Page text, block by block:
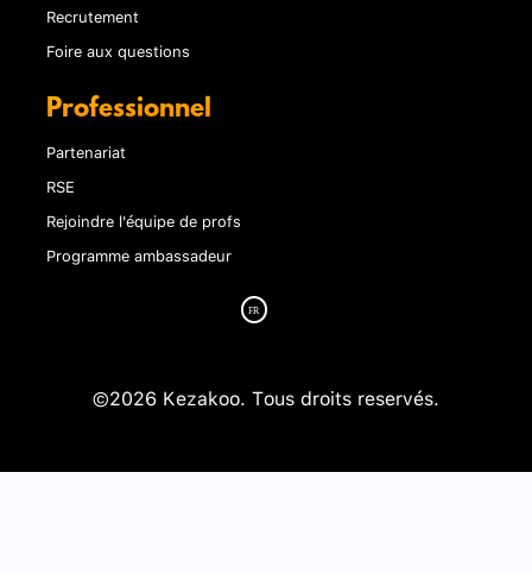
Recrutement
Foire aux questions
Professionnel
Partenariat
RSE
Rejoindre l'équipe de profs
Programme ambassadeur
©2026 Kezakoo. Tous droits reservés.